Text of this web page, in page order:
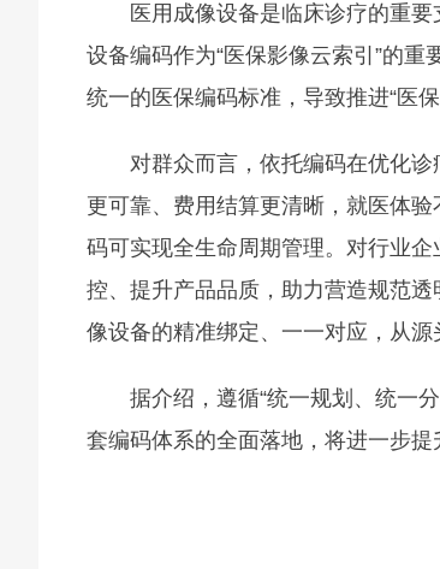
医用成像设备是临床诊疗的重
设备编码作为“医保影像云索引”的
统一的医保编码标准，导致推进“医
对群众而言，依托编码在优化
更可靠、费用结算更清晰，就医体
码可实现全生命周期管理。对行业
控、提升产品品质，助力营造规范
像设备的精准绑定、一一对应，从源
据介绍，遵循“统一规划、统一
套编码体系的全面落地，将进一步